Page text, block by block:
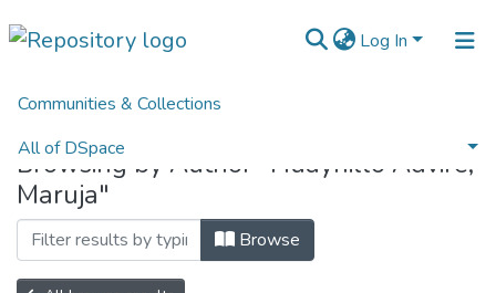
Log In
Communities & Collections
All of DSpace
Normativas
Home Browse by Author
Browsing by Author "Huaynillo Advire,
Maruja"
Browse